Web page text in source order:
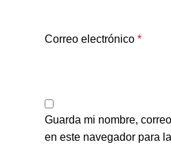
Correo electrónico *
Guarda mi nombre,
en este navegador para